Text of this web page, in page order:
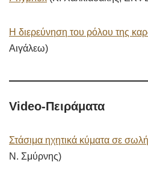
Η διερεύνηση του ρόλου της
Αιγάλεω)
Video-Πειράματα
Στάσιμα ηχητικά κύματα σε
Ν. Σμύρνης)